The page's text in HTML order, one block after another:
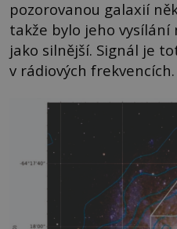
pozorovanou galaxií
takže bylo jeho vysílání
jako silnější. Signál je
v rádiových frekvencích.